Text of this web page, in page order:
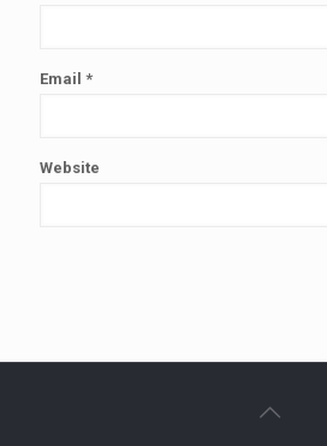
Email *
Website